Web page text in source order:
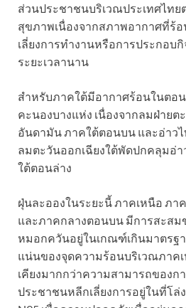
ส่วนประชาชนบริเวณประเทศไท
สุขภาพเนื่องจากสภาพอากาศที่ร้
เลี่ยงการทำงานหรือการประกอบ
ระยะเวลานาน
สำหรับภาคใต้มีอากาศร้อนในตอ
คะนองบางแห่ง เนื่องจากลมฝ่าย
อันดามัน ภาคใต้ตอนบน และอ่าว
ลมตะวันออกเฉียงใต้พัดปกคลุมอ่
ใต้ตอนล่าง
ฝุ่นละอองในระยะนี้ ภาคเหนือ ภา
และภาคกลางตอนบน มีการสะสม
หมอกควันอยู่ในเกณฑ์เกินมาตรฐ
แน่นของจุดความร้อนบริเวณภาค
เคียงมากกว่าความสามารถของก
ประชาชนหลีกเลี่ยงการอยู่ในที่โล่